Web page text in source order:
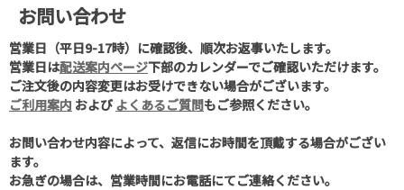
お問い合わせ
営業日（平日9-17時）に確認後、順次お返事いたします。
営業日は配送案内ページ下部のカレンダーでご確認いただけます。
ご注文後の内容変更はお受けできない場合がございます。
ご利用案内 および よくあるご質問もご参照ください。
お問い合わせ内容によって、返信にお時間を頂戴する場合がござい
ます。
お急ぎの場合は、営業時間にお電話にてご連絡ください。